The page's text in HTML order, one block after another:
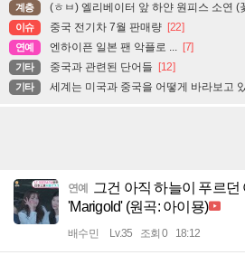
계층 (ㅎㅂ) 엘리베이터 앞 하얀 원피스 소연 (
이슈 중국 전기차 7월 판매량 [22]
연예 엔하이픈 일본 팬 악플로 ... [7]
기타 중국과 관련된 단어들 [12]
기타 세계는 미국과 중국을 어떻게 바라보고
연예
그건 아직 하늘이 푸르던
'Marigold' (원곡: 아이묭)
배수민 Lv.35 조회 0 18:12